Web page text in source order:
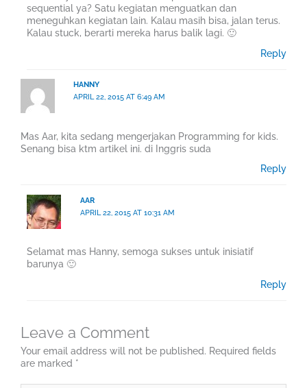
sequential ya? Satu kegiatan menguatkan dan
meneguhkan kegiatan lain. Kalau masih bisa, jalan terus.
Kalau stuck, berarti mereka harus balik lagi. 🙂
Reply
HANNY
APRIL 22, 2015 AT 6:49 AM
Mas Aar, kita sedang mengerjakan Programming for kids.
Senang bisa ktm artikel ini. di Inggris suda
Reply
AAR
APRIL 22, 2015 AT 10:31 AM
Selamat mas Hanny, semoga sukses untuk inisiatif
barunya 🙂
Reply
Leave a Comment
Your email address will not be published. Required fields
are marked *